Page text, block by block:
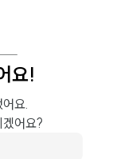
요!
요.
어요?